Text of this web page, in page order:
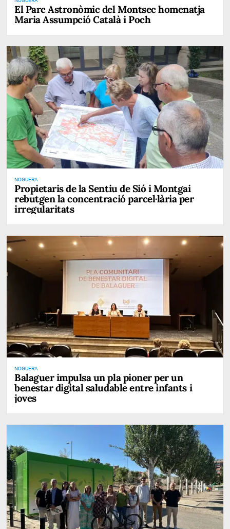
El Parc Astronòmic del Montsec homenatja
Maria Assumpció Català i Poch
NOGUERA
Propietaris de la Sentiu de Sió i Montgai
rebutgen la concentració parcel·lària per
irregularitats
NOGUERA
Balaguer impulsa un pla pioner per un
benestar digital saludable entre infants i
joves